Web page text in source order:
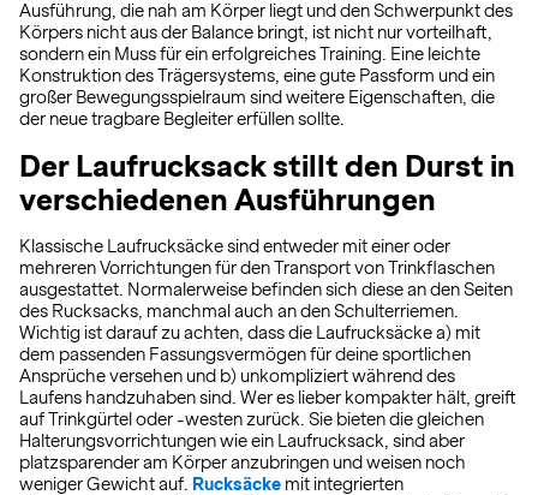
Ausführung, die nah am Körper liegt und den Schwerpunkt des
Körpers nicht aus der Balance bringt, ist nicht nur vorteilhaft,
sondern ein Muss für ein erfolgreiches Training. Eine leichte
Konstruktion des Trägersystems, eine gute Passform und ein
großer Bewegungsspielraum sind weitere Eigenschaften, die
der neue tragbare Begleiter erfüllen sollte.
Der Laufrucksack stillt den Durst in
verschiedenen Ausführungen
Klassische Laufrucksäcke sind entweder mit einer oder
mehreren Vorrichtungen für den Transport von Trinkflaschen
ausgestattet. Normalerweise befinden sich diese an den Seiten
des Rucksacks, manchmal auch an den Schulterriemen.
Wichtig ist darauf zu achten, dass die Laufrucksäcke a) mit
dem passenden Fassungsvermögen für deine sportlichen
Ansprüche versehen und b) unkompliziert während des
Laufens handzuhaben sind. Wer es lieber kompakter hält, greift
auf Trinkgürtel oder -westen zurück. Sie bieten die gleichen
Halterungsvorrichtungen wie ein Laufrucksack, sind aber
platzsparender am Körper anzubringen und weisen noch
weniger Gewicht auf.
Rucksäcke mit integrierten